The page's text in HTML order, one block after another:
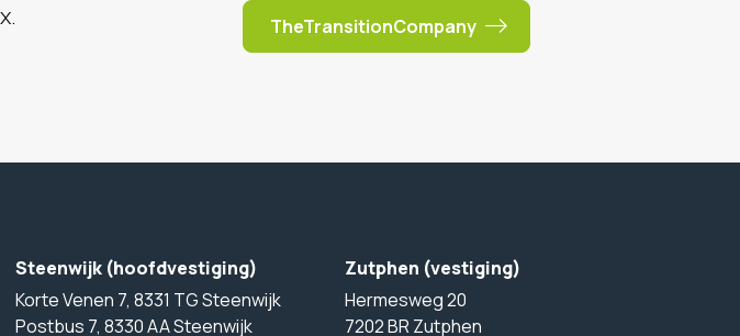
TheTransitionCompany
Steenwijk (hoofdvestiging)
Korte Venen 7, 8331 TG Steenwijk
Postbus 7, 8330 AA Steenwijk
Zutphen (vestiging)
Hermesweg 20
7202 BR Zutphen